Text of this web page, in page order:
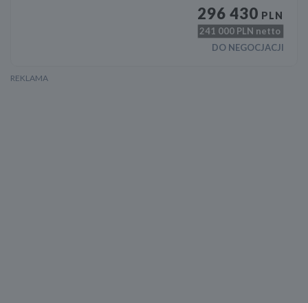
296 430 PLN
241 000 PLN netto
DO NEGOCJACJI